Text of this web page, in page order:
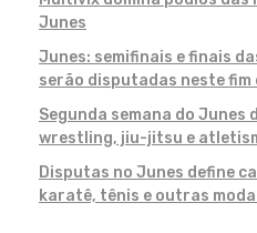
Junes
Junes: semifinais e finais
serão disputadas neste fim
Segunda semana do Junes
wrestling, jiu-jitsu e
Disputas no Junes define
karatê, tênis e outras